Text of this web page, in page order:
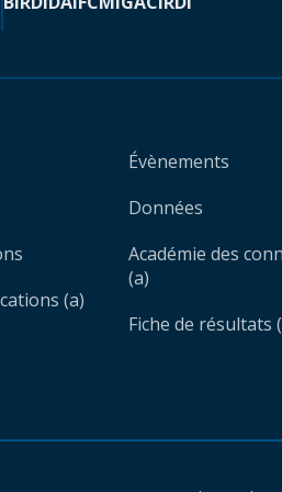
(a)
Évènements
Données
Académie des
(a)
Fiche de résultats